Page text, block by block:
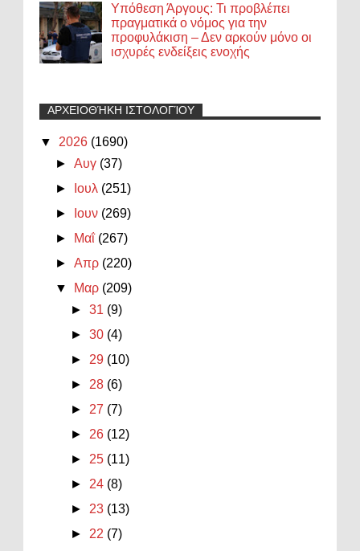
Υπόθεση Άργους: Τι προβλέπει
πραγματικά ο νόμος για την
προφυλάκιση – Δεν αρκούν μόνο οι
ισχυρές ενδείξεις ενοχής
ΑΡΧΕΙΟΘΉΚΗ ΙΣΤΟΛΟΓΊΟΥ
▼ 2026 (1690)
►Αυγ (37)
►
Ιουλ (251)
►
Ιουν (269)
►
Μαΐ (267)
►Απρ (220)
▼
Μαρ (209)
►31 (9)
►30 (4)
► 29 (10)
► 28 (6)
► 27 (7)
► 26 (12)
► 25 (11)
► 24 (8)
► 23 (13)
► 22 (7)